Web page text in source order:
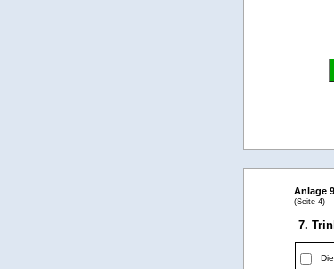
Anlage 9
(Seite 4)
7.